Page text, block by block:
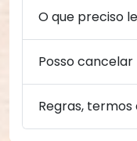
O que preciso
Posso
Regras, termos